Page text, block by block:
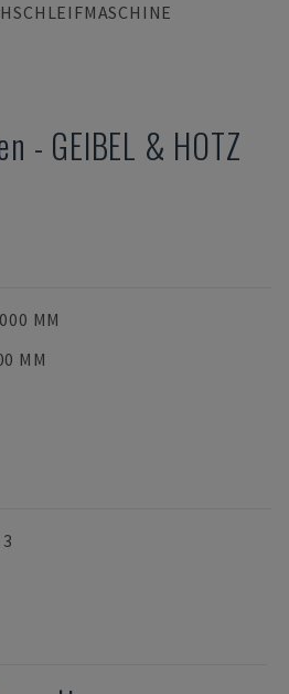
- GEIBEL & HOTZ
MM
MM
3